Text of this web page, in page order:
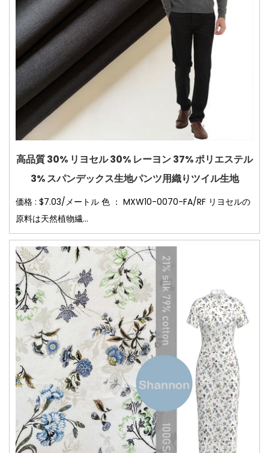
高品質 30% リヨセル 30% レーヨン 37% ポリエステル
3% スパンデックス生地パンツ用織りツイル生地
価格 : $7.03/メートル 色 ： MXW10-0070-FA/RF リヨセルの
原料は天然植物繊...